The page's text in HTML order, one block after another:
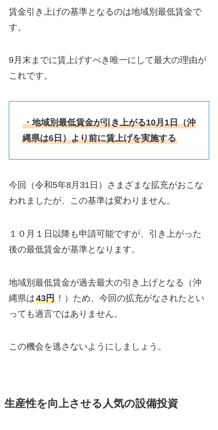
賃金引き上げの基準となるのは地域別最低賃金で
す。
9月末までに賃上げすべき唯一にして最大の理由が
これです。
・地域別最低賃金が引き上がる10月1日（沖
縄県は6日）より前に賃上げを実施する
今回（令和5年8月31日）さまざまな拡充がおこな
われましたが、この基準は変わりません。
１０月１日以降も申請可能ですが、引き上がった
後の最低賃金が基準となります。
地域別最低賃金が過去最大の引き上げとなる（沖
縄県は43円！）ため、今回の拡充がなされたとい
っても過言ではありません。
この機会を逃さないようにしましょう。
生産性を向上させる人気の設備投資